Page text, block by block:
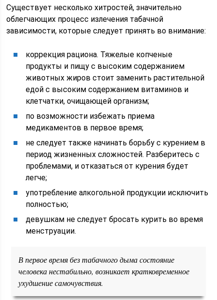
Существует несколько хитростей, значительно
облегчающих процесс излечения табачной
зависимости, которые следует принять во внимание:
коррекция рациона. Тяжелые копченые
продукты и пищу с высоким содержанием
животных жиров стоит заменить растительной
едой с высоким содержанием витаминов и
клетчатки, очищающей организм;
по возможности избежать приема
медикаментов в первое время;
не следует также начинать борьбу с курением в
период жизненных сложностей. Разберитесь с
проблемами, и отказаться от курения будет
легче;
употребление алкогольной продукции исключить
полностью;
девушкам не следует бросать курить во время
менструации.
В первое время без табачного дыма состояние
человека нестабильно, возникает кратковременное
ухудшение самочувствия.